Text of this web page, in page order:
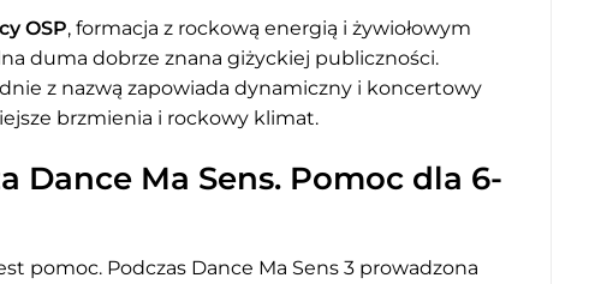
OSP, formacja z rockową energią i żywiołowym
duma dobrze znana giżyckiej publiczności.
z nazwą zapowiada dynamiczny i koncertowy
brzmienia i rockowy klimat.
Dance Ma Sens. Pomoc dla 6-
pomoc. Podczas Dance Ma Sens 3 prowadzona